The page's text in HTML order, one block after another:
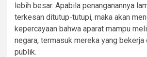
lebih besar. Apabila penanganannya
terkesan ditutup-tutupi, maka akan
kepercayaan bahwa aparat mampu
negara, termasuk mereka yang bekerja
publik.